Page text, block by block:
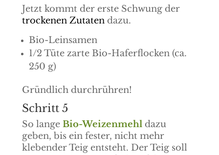
Jetzt kommt der erste Schwung der
trockenen Zutatendazu.
Bio-Leinsamen
1/2 Tüte zarte Bio-Haferflocken (ca.
250 g)
Gründlich durchrühren!
Schritt 5
So lange Bio-Weizenmehldazu
geben, bis ein fester, nicht mehr
klebender Teig entsteht. Der Teig soll